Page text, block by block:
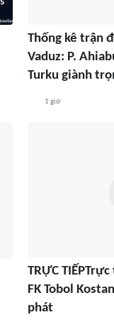
Thống kê trận
Vaduz: P.
Turku giành
1 giờ
TRỰC
FK Tobol
phát